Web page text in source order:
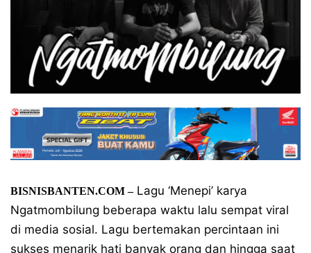
BISNISBANTEN.COM –Lagu ‘Menepi’ karya
Ngatmombilung beberapa waktu lalu sempat viral
di media sosial. Lagu bertemakan percintaan ini
sukses menarik hati banyak orang dan hingga saat